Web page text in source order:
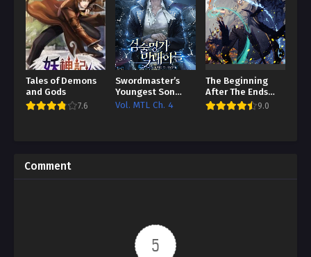
Tales of Demons
and Gods
7.6
Swordmaster’s
Youngest Son
Bahasa Indonesia
Vol. MTL Ch. 4
The Beginning
After The Ends
Bahasa Indonesia
9.0
Comment
5